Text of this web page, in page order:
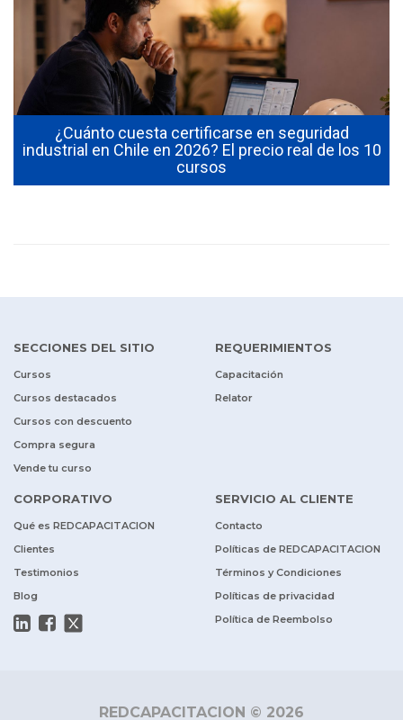
¿Cuánto cuesta certificarse en seguridad
industrial en Chile en 2026? El precio real de los 10
cursos
SECCIONES DEL SITIO
Cursos
Cursos destacados
Cursos con descuento
Compra segura
Vende tu curso
REQUERIMIENTOS
Capacitación
Relator
CORPORATIVO
Qué es REDCAPACITACION
Clientes
Testimonios
Blog
SERVICIO AL CLIENTE
Contacto
Políticas de REDCAPACITACION
Términos y Condiciones
Políticas de privacidad
Política de Reembolso
REDCAPACITACION © 2026